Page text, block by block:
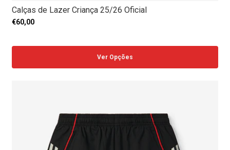
Calças de Lazer Criança 25/26 Oficial
€60,00
Ver Opções